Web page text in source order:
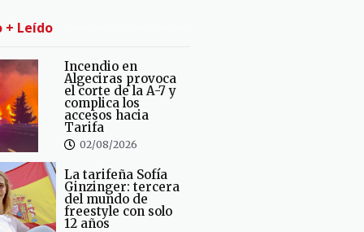
+ Leído
Incendio en
Algeciras provoca
el corte de la A-7 y
complica los
accesos hacia
Tarifa
02/08/2026
La tarifeña Sofía
Ginzinger: tercera
del mundo de
freestyle con solo
12 años